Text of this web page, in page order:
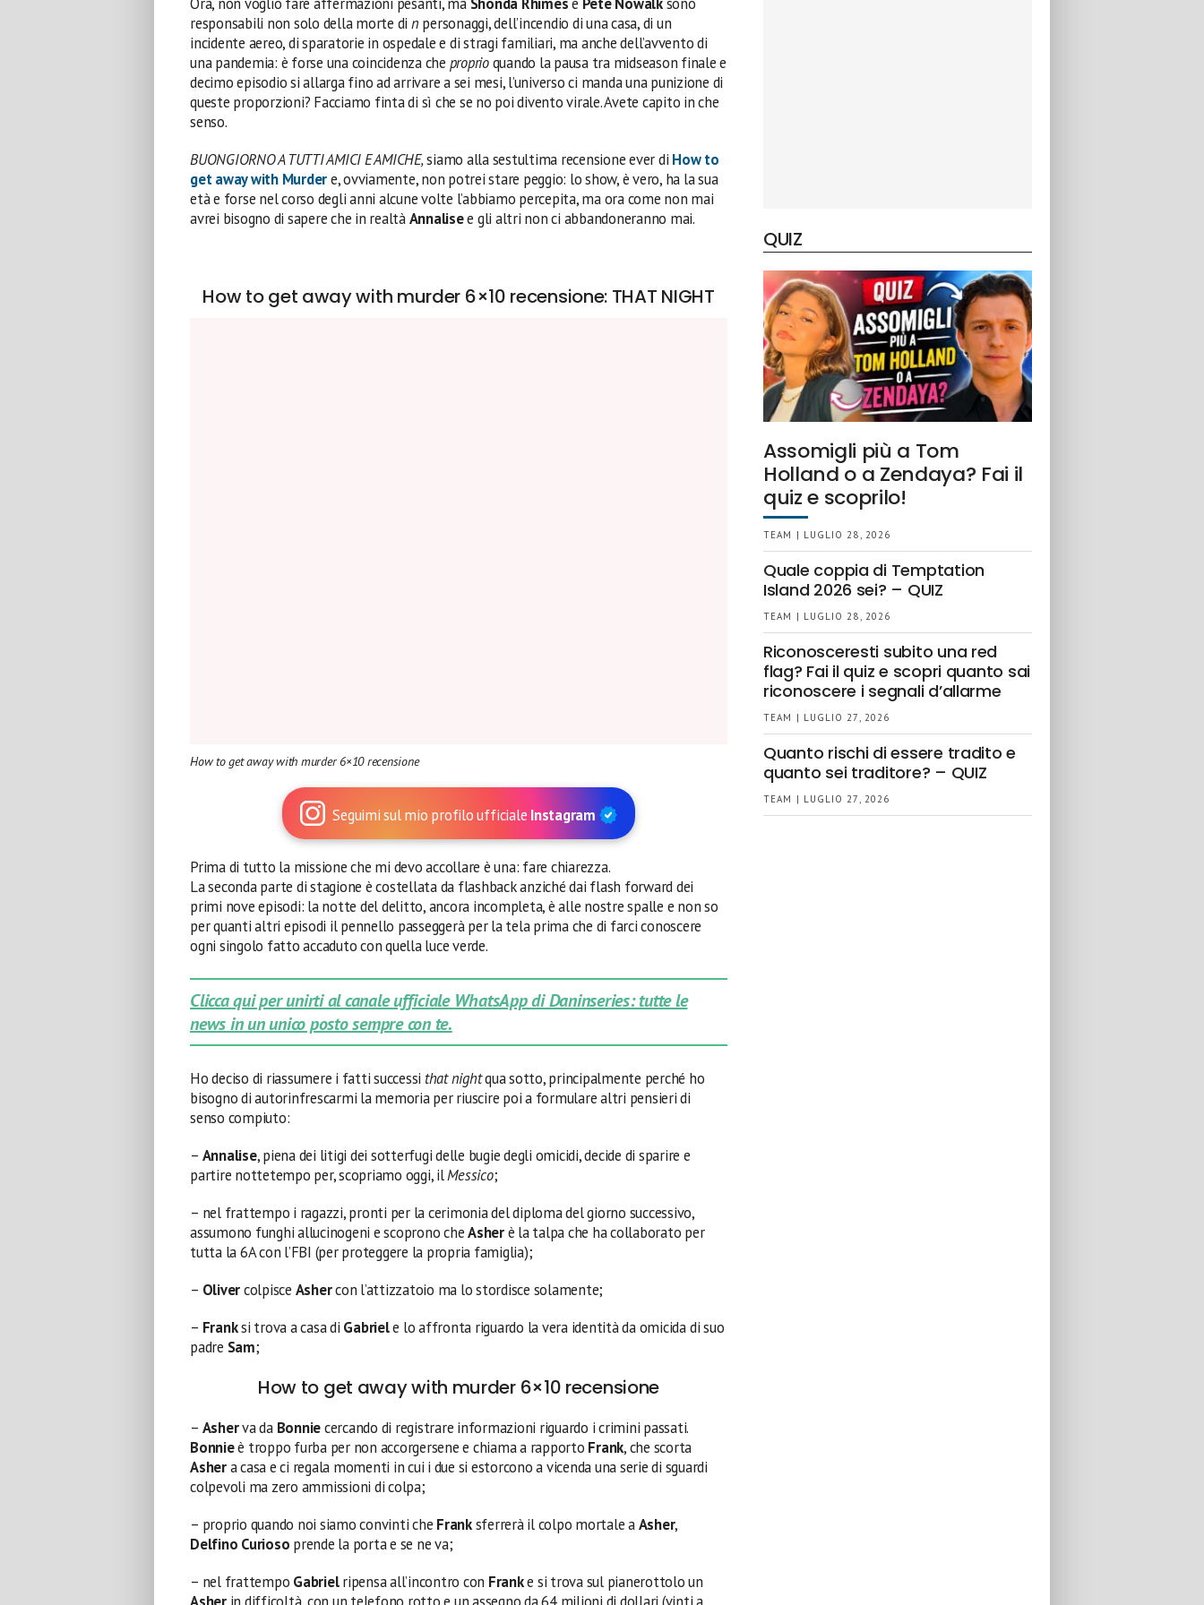
responsabili non solo della morte di n personaggi, dell’incendio di una casa, di un
incidente aereo, di sparatorie in ospedale e di stragi familiari, ma anche dell’avvento di
una pandemia: è forse una coincidenza che proprioquando la pausa tra midseason finale e
decimo episodio si allarga fino ad arrivare a sei mesi, l’universo ci manda una punizione di
queste proporzioni? Facciamo finta di sì che se no poi divento virale. Avete capito in che
senso.
BUONGIORNO A TUTTI AMICI E AMICHE,siamo alla sestultima recensione ever di How to
get away with Murdere, ovviamente, non potrei stare peggio: lo show, è vero, ha la sua
età e forse nel corso degli anni alcune volte l’abbiamo percepita, ma ora come non mai
avrei bisogno di sapere che in realtàAnnalisee gli altri non ci abbandoneranno mai.
How to get away with murder 6×10 recensione: THAT NIGHT
How to get away with murder 6×10 recensione
Seguimi sul mio profilo ufficiale Instagram
Prima di tutto la missione che mi devo accollare è una: fare chiarezza.
La seconda parte di stagione è costellata da flashback anziché dai flash forward dei
primi nove episodi: la notte del delitto, ancora incompleta, è alle nostre spalle e non so
per quanti altri episodi il pennello passeggerà per la tela prima che di farci conoscere
ogni singolo fatto accaduto con quella luce verde.
Clicca qui per unirti al canale ufficiale WhatsApp di Daninseries: tutte le
news in un unico posto sempre con te.
Ho deciso di riassumere i fatti successi that nightqua sotto, principalmente perché ho
bisogno di autorinfrescarmi la memoria per riuscire poi a formulare altri pensieri di
senso compiuto:
– Annalise, piena dei litigi dei sotterfugi delle bugie degli omicidi, decide di sparire e
partire nottetempo per, scopriamo oggi, ilMessico;
– nel frattempo i ragazzi, pronti per la cerimonia del diploma del giorno successivo,
assumono funghi allucinogeni e scoprono cheAsherè la talpa che ha collaborato per
tutta la 6A con l’FBI (per proteggere la propria famiglia);
– Olivercolpisce Ashercon l’attizzatoio ma lo stordisce solamente;
– Franksi trova a casa di Gabriele lo affronta riguardo la vera identità da omicida di suo
padre Sam;
How to get away with murder 6×10 recensione
– Asherva da Bonniecercando di registrare informazioni riguardo i crimini passati.
Bonnieè troppo furba per non accorgersene e chiama a rapporto Frank, che scorta
Ashera casa e ci regala momenti in cui i due si estorcono a vicenda una serie di sguardi
colpevoli ma zero ammissioni di colpa;
– proprio quando noi siamo convinti che Franksferrerà il colpo mortale aAsher,
Delfino Curioso prende la porta e se ne va;
– nel frattempo Gabrielripensa all’incontro con Franke si trova sul pianerottolo un
QUIZ
Assomigli più a Tom
Holland o a Zendaya? Fai il
quiz e scoprilo!
TEAM | LUGLIO 28, 2026
Quale coppia di Temptation
Island 2026 sei? – QUIZ
TEAM | LUGLIO 28, 2026
Riconosceresti subito una red
flag? Fai il quiz e scopri quanto sai
riconoscere i segnali d’allarme
TEAM | LUGLIO 27, 2026
Quanto rischi di essere tradito e
quanto sei traditore? – QUIZ
TEAM | LUGLIO 27, 2026